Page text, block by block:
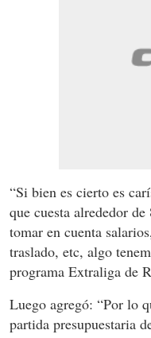
“Si bien es cierto es
que cuesta alrededor
tomar en cuenta
traslado, etc, algo
programa Extraliga de
Luego agregó: “Por lo
partida presupuestaria